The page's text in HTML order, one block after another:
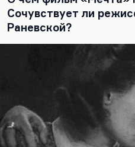
Сочувствует ли
Раневской?